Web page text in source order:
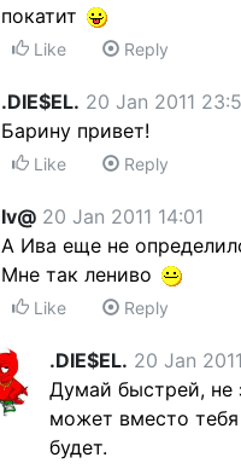
покатит
Like Reply
.DIE$EL. 20 Jan 2011
Барину привет!
Like Reply
Iv@ 20 Jan 2011 14:01
А Ива еще не
Мне так лениво
Like Reply
.DIE$EL. 20 Jan
Думай быстрей, не
может вместо
будет.